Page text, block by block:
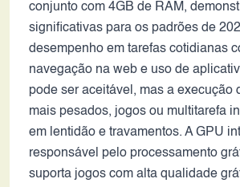
conjunto com 4GB de RAM,
significativas para os padrões de
desempenho em tarefas cotidianas
navegação na web e uso de
pode ser aceitável, mas a execução
mais pesados, jogos ou multitarefa
em lentidão e travamentos. A GPU
responsável pelo processamento
suporta jogos com alta qualidade